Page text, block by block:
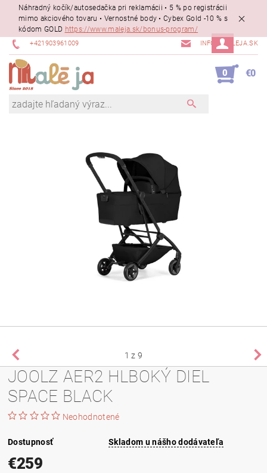
Náhradný kočík/autosedačka pri reklamácii • 5 % po registrácii
mimo akciového tovaru • Vernostné body • Cybex Gold -10 % s
kódom GOLD https://www.maleja.sk/bonus-program/
+421903961009 INFO@MALEJA.SK
0 €0
1 z 9
JOOLZ AER2 HLBOKÝ DIEL
SPACE BLACK
Neohodnotené
Dostupnosť Skladom u nášho dodávateľa
€259